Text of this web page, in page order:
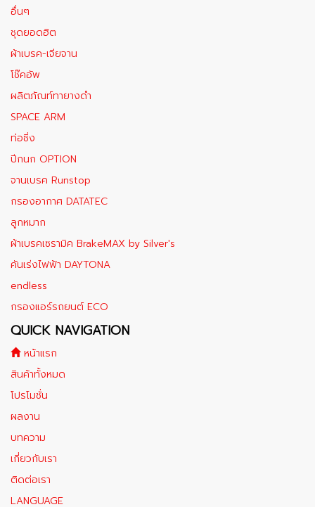
อื่นๆ
ชุดยอดฮิต
ผ้าเบรค-เจียจาน
โช๊คอัพ
ผลิตภัณท์ทายางดำ
SPACE ARM
ท่อซิ่ง
ปีกนก OPTION
จานเบรค Runstop
กรองอากาศ DATATEC
ลูกหมาก
ผ้าเบรคเซรามิค BrakeMAX​ by Silver's
คันเร่งไฟฟ้า DAYTONA
endless
กรองแอร์รถยนต์ ECO
QUICK NAVIGATION
หน้าแรก
สินค้าทั้งหมด
โปรโมชั่น
ผลงาน
บทความ
เกี่ยวกับเรา
ติดต่อเรา
LANGUAGE